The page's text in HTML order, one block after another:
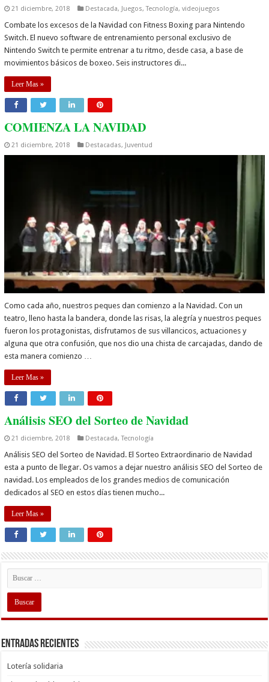
21 diciembre, 2018 Destacada, Juegos,Tecnología,videojuegos
Combate los excesos de la Navidad con Fitness Boxing para Nintendo
Switch. El nuevo software de entrenamiento personal exclusivo de
Nintendo Switch te permite entrenar a tu ritmo, desde casa, a base de
movimientos básicos de boxeo. Seis instructores di...
Leer Mas »
COMIENZA LA NAVIDAD
21 diciembre, 2018 Destacadas, Juventud
Como cada año, nuestros peques dan comienzo a la Navidad. Con un
teatro, lleno hasta la bandera, donde las risas, la alegría y nuestros peques
fueron los protagonistas, disfrutamos de sus villancicos, actuaciones y
alguna que otra confusión, que nos dio una chista de carcajadas, dando de
esta manera comienzo …
Leer Mas »
Análisis SEO del Sorteo de Navidad
21 diciembre, 2018 Destacada,Tecnología
Análisis SEO del Sorteo de Navidad. El Sorteo Extraordinario de Navidad
esta a punto de llegar. Os vamos a dejar nuestro análisis SEO del Sorteo de
navidad. Los empleados de los grandes medios de comunicación
dedicados al SEO en estos días tienen mucho...
Leer Mas »
Entradas recientes
Lotería solidaria